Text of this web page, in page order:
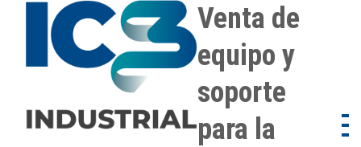
Venta de
equipo y
soporte
para la